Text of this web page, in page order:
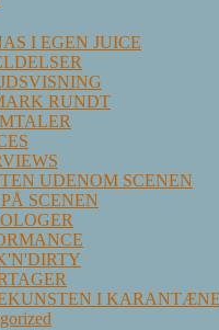
I EGEN JUICE
RUNDT
UDENOM SCENEN
SCENEN
I KARANTÆNE